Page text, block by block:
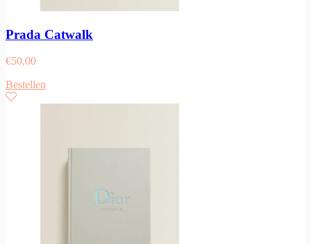
Prada Catwalk
€50,00
Bestellen